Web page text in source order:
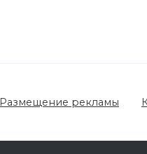
Размещение рекламы